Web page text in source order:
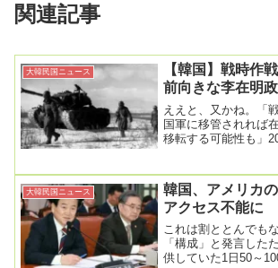
関連記事
大韓民国ニュース
【韓国】戦時作
前向きな李在明
ええと、又かね。「
国軍に移管されれば
移転する可能性も」
大韓民国ニュース
韓国、アメリカ
アクセス不能に
これは割ととんでも
「構成」と発言した
供していた1日50～